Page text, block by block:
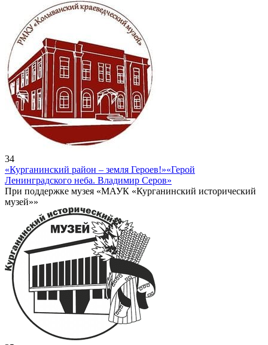
34
«Курганинский район – земля Героев!»«Герой
Ленинградского неба. Владимир Серов»
При поддержке музея «МАУК «Курганинский исторический
музей»»